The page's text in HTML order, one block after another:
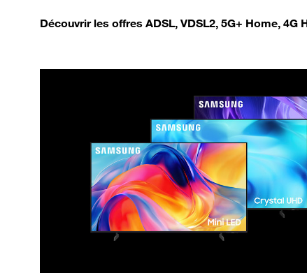
Découvrir les offres ADSL, VDSL2, 5G+ Home, 4G